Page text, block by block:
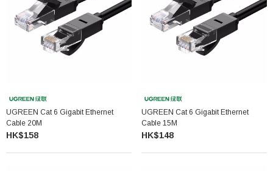
UGREEN Cat 6 Gigabit Ethernet
Cable 20M
HK$158
UGREEN Cat 6 Gigabit Ethernet
Cable 15M
HK$148